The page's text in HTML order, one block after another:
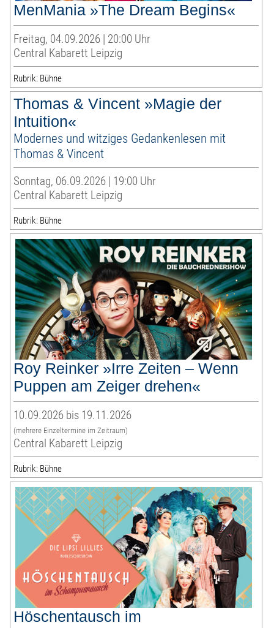
MenMania »The Dream Begins«
Freitag, 04.09.2026 | 20:00 Uhr
Central Kabarett Leipzig
Rubrik: Bühne
Thomas & Vincent »Magie der
Intuition«
Modernes und witziges Gedankenlesen mit
Thomas & Vincent
Sonntag, 06.09.2026 | 19:00 Uhr
Central Kabarett Leipzig
Rubrik: Bühne
Roy Reinker »Irre Zeiten – Wenn
Puppen am Zeiger drehen«
10.09.2026 bis 19.11.2026
(mehrere Einzeltermine im Zeitraum)
Central Kabarett Leipzig
Rubrik: Bühne
Höschentausch im